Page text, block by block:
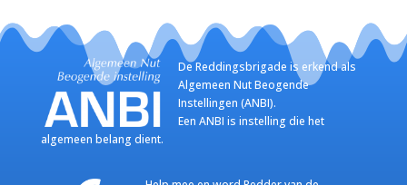
De Reddingsbrigade is erkend als
Algemeen Nut Beogende
Instellingen (ANBI).
Een ANBI is instelling die het
algemeen belang dient.